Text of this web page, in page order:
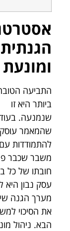
הגנתית
ומונעת
התביעה
ביותר היא זו
שנמנעה.
שהמאמר
להתמודדות עם
משבר שכבר
חובתו של כל
עסק נבון היא
מערך הגנה
את הסיכוי
הבא. ניהול